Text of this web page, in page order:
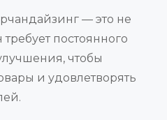
— это не
постоянного
чтобы
и удовлетворять